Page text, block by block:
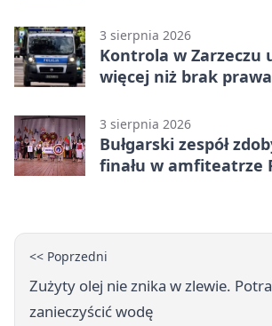
3 sierpnia 2026
Kontrola w Zarzeczu
więcej niż brak
3 sierpnia 2026
Bułgarski zespół
finału w amfiteatrze
<< Poprzedni
Zużyty olej nie znika w zlewie.
zanieczyścić wodę